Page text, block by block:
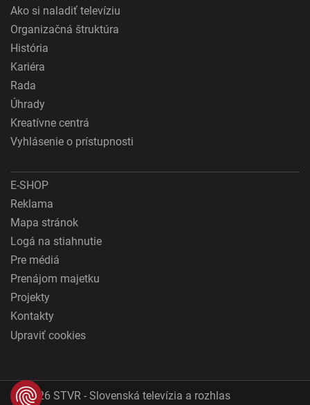
Ako si naladiť televíziu
Organizačná štruktúra
História
Kariéra
Rada
Úhrady
Kreatívne centrá
Vyhlásenie o prístupnosti
E-SHOP
Reklama
Mapa stránok
Logá na stiahnutie
Pre médiá
Prenájom majetku
Projekty
Kontakty
Upraviť cookies
© 2026 STVR - Slovenská televízia a rozhlas